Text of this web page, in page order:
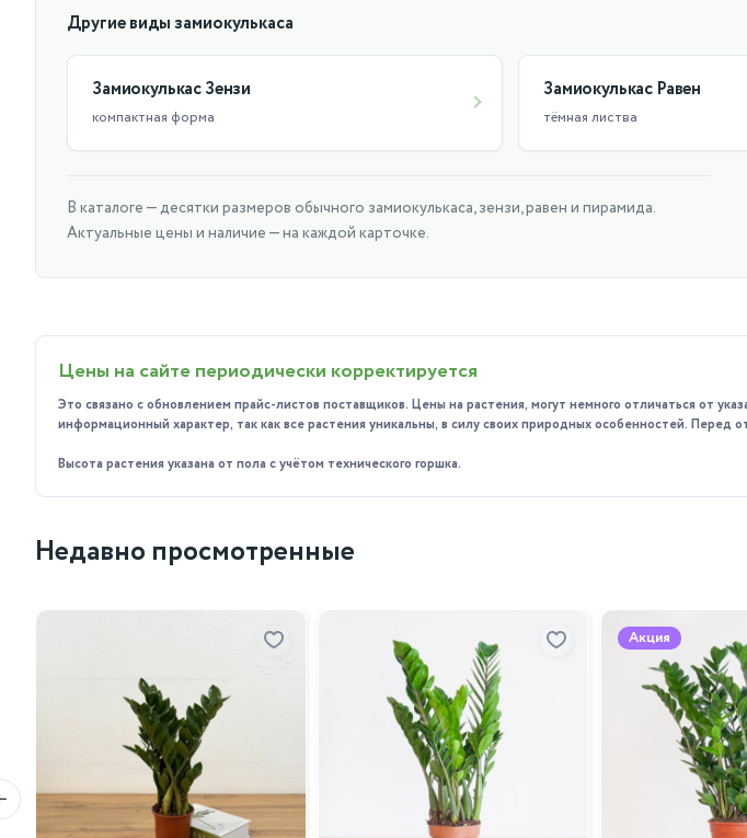
Поливать его нужно умеренно, т.к. корни могут загнивать от переувлажнения.
У Замиокулькаса есть подземный водозапасающий клубень, гибель от засухи ему не
Оптимальная температура для него в тёплое время 20-28 градусов, зимой около 18, не ниже
Другие виды замиокулькаса
Замиокулькас Зензи
компактная форма
Замиокулькас Равен
тёмная листва
В каталоге — десятки размеров обычного замиокулькаса, зензи, равен и пирамида.
Актуальные цены и наличие — на каждой карточке.
Цены на сайте периодически корректируется
Это связано с обновлением прайс-листов поставщиков. Цены на растения, могут немного отличаться от
информационный характер, так как все растения уникальны, в силу своих природных особенностей.
Высота растения указана от пола с учётом технического горшка.
Недавно просмотренные
Акция